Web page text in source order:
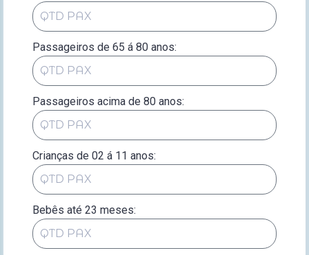
Passageiros de 65 á 80 anos:
Passageiros acima de 80 anos:
Crianças de 02 á 11 anos:
Bebês até 23 meses: